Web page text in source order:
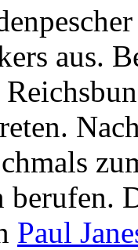
aus.
berufen.
Paul